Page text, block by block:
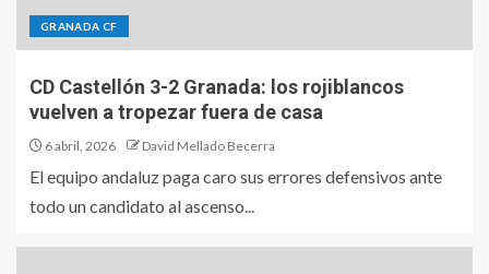
GRANADA CF
CD Castellón 3-2 Granada: los rojiblancos
vuelven a tropezar fuera de casa
6 abril, 2026 David Mellado Becerra
El equipo andaluz paga caro sus errores defensivos ante
todo un candidato al ascenso...